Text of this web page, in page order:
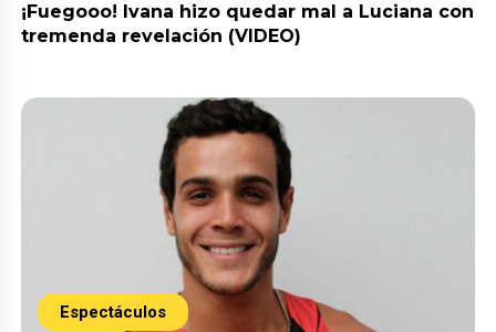
¡Fuegooo! Ivana hizo quedar mal a Luciana con
tremenda revelación (VIDEO)
Espectáculos